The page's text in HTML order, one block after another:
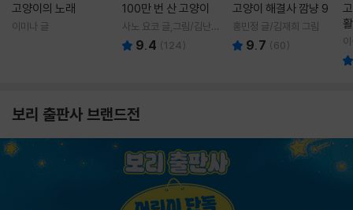
고양이의 노래
이미나 글
100만 번 산 고양이
사노 요코 글,그림/김난주
역 9.4 (124)
고양이 해결사 깜냥 9
홍민정 글/김재희 그림
9.7 (60)
보리 출판사 브랜드전